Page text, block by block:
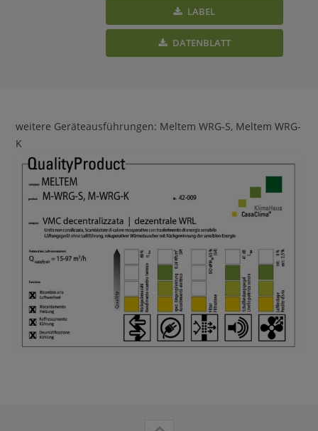
LABEL
DATENBLATT
weitere Geräteausführungen: Meltem WRG-S, Meltem WRG-
K